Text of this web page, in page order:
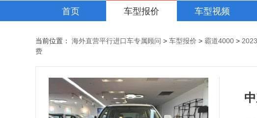
首页 车型报价 车型视频
当前位置： 海外直营平行进口车专属顾问 > 车型报价 > 霸道4000 >
费